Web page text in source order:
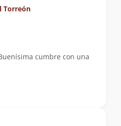
Torreón
cumbre con una